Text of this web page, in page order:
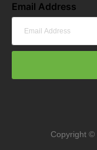
Email Address
Copyright ©